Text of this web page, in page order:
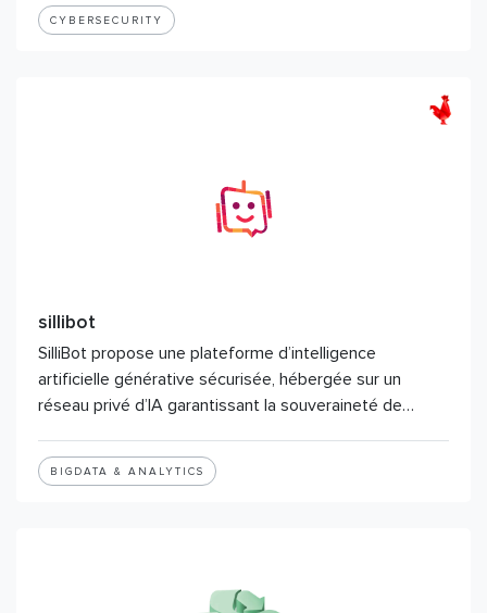
CYBERSECURITY
sillibot
SilliBot propose une plateforme d’intelligence
artificielle générative sécurisée, hébergée sur un
réseau privé d’IA garantissant la souveraineté de…
BIGDATA & ANALYTICS